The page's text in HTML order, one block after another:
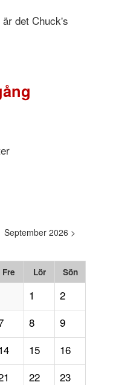
det Chuck's
September 2026 >
Fre Lör Sön
1
2
8
9
15
16
22
23